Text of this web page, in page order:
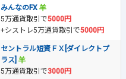
みんなのFX
5万通貨取引で5000円
+シストレ5万通貨取引で5000円
セントラル短資ＦＸ[ダイレクトプ
ラス]
5万通貨取引で3000円